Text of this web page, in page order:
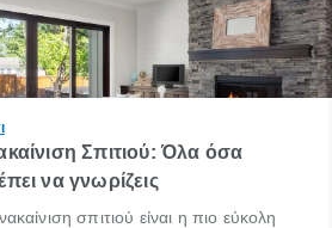
Σπιτιού: Όλα όσα
να γνωρίζεις
σπιτιού είναι η πιο εύκολη